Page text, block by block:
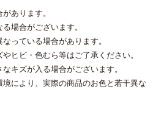
あります。
場合がございます。
っている場合があります。
ヒビ・色むら等はご了承ください。
キズが入る場合がございます。
により、実際の商品のお色と若干異な